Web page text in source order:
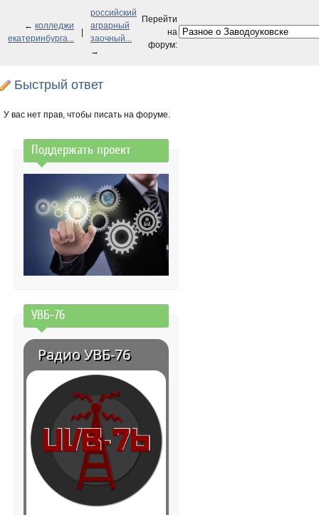
← колледжи
екатеринбурга...
российский
аграрный
заочный...
→
Перейти
на
форум:
Быстрый ответ
У вас нет прав, чтобы писать на форуме.
Поддержать проект
УВБ-76
Радио УВБ-76